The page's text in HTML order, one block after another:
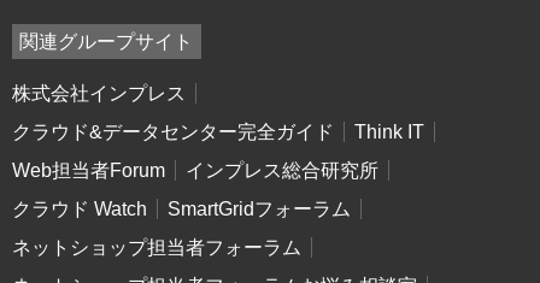
関連グループサイト
株式会社インプレス
クラウド&データセンター完全ガイド
Think IT
Web担当者Forum
インプレス総合研究所
クラウド Watch
SmartGridフォーラム
ネットショップ担当者フォーラム